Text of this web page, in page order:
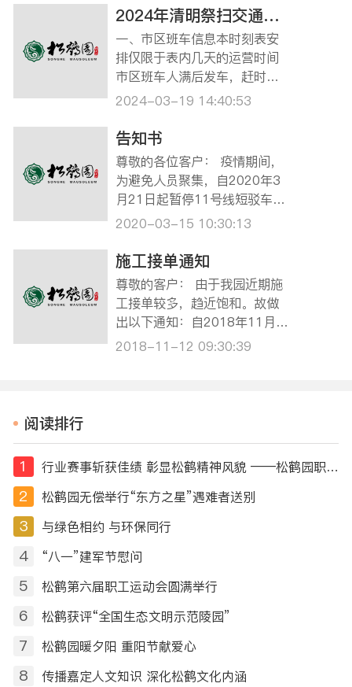
路名河名‘由你说了算’命名征集
活动中吧！如果你的命名被选
中，就有机会获得600元现金
奖励哦！是否跃跃欲试了？那
就赶快看一下活…
2024年清明祭扫交通指南
一、市区班车信息本时刻表安
排仅限于表内几天的运营时间
市区班车人满后发车，赶时间
的客户建议自行前往松鹤园。
提前致电预约。龙华班车预约
电话：13681636018（陆女
士）；宝兴班车预约电话：02
1-56902674。 ☆3月30日，
4月6日龙华、宝兴班车…
2024-03-19 14:40:53
告知书
尊敬的各位客户： 疫情期间，
为避免人员聚集，自2020年3
月21日起暂停11号线短驳车服
务，建议已经预约好落葬的客
敬请谅解。 本墓园清明期间预
约祭扫日期为2020年3月28日
至4月12日，将于3月26日开通
微信预约祭扫服务，关注“上海
松鹤…
2020-03-15 10:30:13
施工接单通知
尊敬的客户： 由于我园近期施
工接单较多，趋近饱和。故做
出以下通知：自2018年11月1
9日起在我园业务厅办理业务接
2018-11-12 09:30:39
阅读排行
1 行业赛事斩获佳绩 彰显松鹤精神风貌 ——松鹤园职工摘得第十届全国民政行业职业技能竞赛荣誉
2 松鹤园无偿举行“东方之星”遇难者送别
3 与绿色相约 与环保同行
4 “八一”建军节慰问
5 松鹤第六届职工运动会圆满举行
6 松鹤获评“全国生态文明示范陵园”
7 松鹤园暖夕阳 重阳节献爱心
8 传播嘉定人文知识 深化松鹤文化内涵